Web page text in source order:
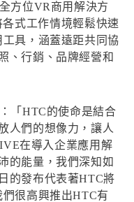
方位VR商用解決方
式工作情境輕鬆快速
具，涵蓋遠距共同協
、行銷、品牌經營和
「HTC的使命是結合
人們的想像力，讓人
在導入企業應用解
的能量，我們深知如
的發布代表著HTC將
很高興推出HTC有